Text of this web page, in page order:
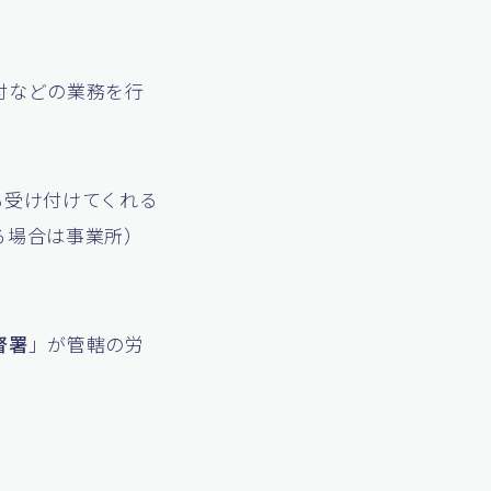
などの業務を行
け付けてくれる
合は事業所）
署 」が管轄の労